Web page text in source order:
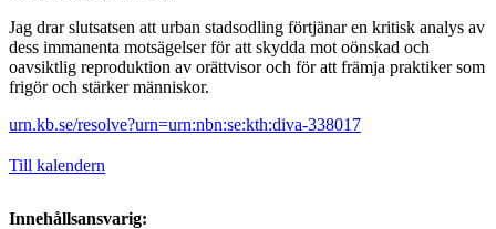
Jag drar slutsatsen att urban stadsodling förtjänar en kritisk analys av
dess immanenta motsägelser för att skydda mot oönskad och
oavsiktlig reproduktion av orättvisor och för att främja praktiker som
frigör och stärker människor.
urn.kb.se/resolve?urn=urn:nbn:se:kth:diva-338017
Till kalendern
Innehållsansvarig: